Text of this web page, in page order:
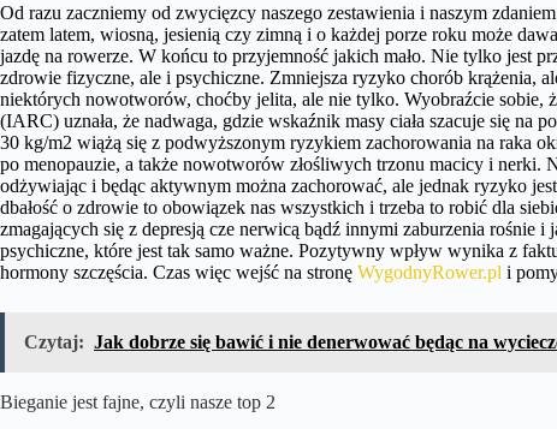
Od razu zaczniemy od zwycięzcy naszego zestawienia i naszym
zatem latem, wiosną, jesienią czy zimną i o każdej porze roku może
jazdę na rowerze. W końcu to przyjemność jakich mało. Nie tylko jest
zdrowie fizyczne, ale i psychiczne. Zmniejsza ryzyko chorób krążenia,
niektórych nowotworów, choćby jelita, ale nie tylko. Wyobraźcie sobie,
(IARC) uznała, że nadwaga, gdzie wskaźnik masy ciała szacuje się
30 kg/m2 wiążą się z podwyższonym ryzykiem zachorowania na raka
po menopauzie, a także nowotworów złośliwych trzonu macicy i nerki.
odżywiając i będąc aktywnym można zachorować, ale jednak ryzyko
dbałość o zdrowie to obowiązek nas wszystkich i trzeba to robić dla
zmagających się z depresją cze nerwicą bądź innymi zaburzenia rośnie
psychiczne, które jest tak samo ważne. Pozytywny wpływ wynika z
hormony szczęścia. Czas więc wejść na stronę WygodnyRower.pl i
Czytaj: Jak dobrze się bawić i nie denerwować będąc na
Bieganie jest fajne, czyli nasze top 2